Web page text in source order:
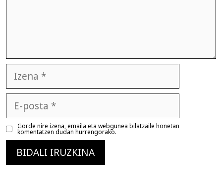
posta
Gorde nire izena, emaila eta webgunea bilatzaile honetan
komentatzen dudan hurrengorako.